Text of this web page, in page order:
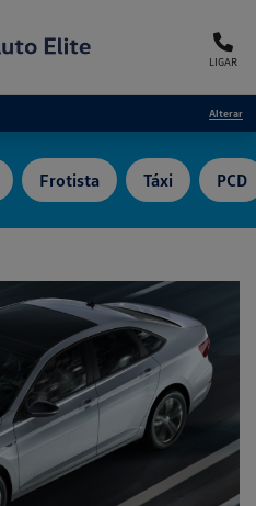
LIGAR
Alterar
Frotista Táxi PCD